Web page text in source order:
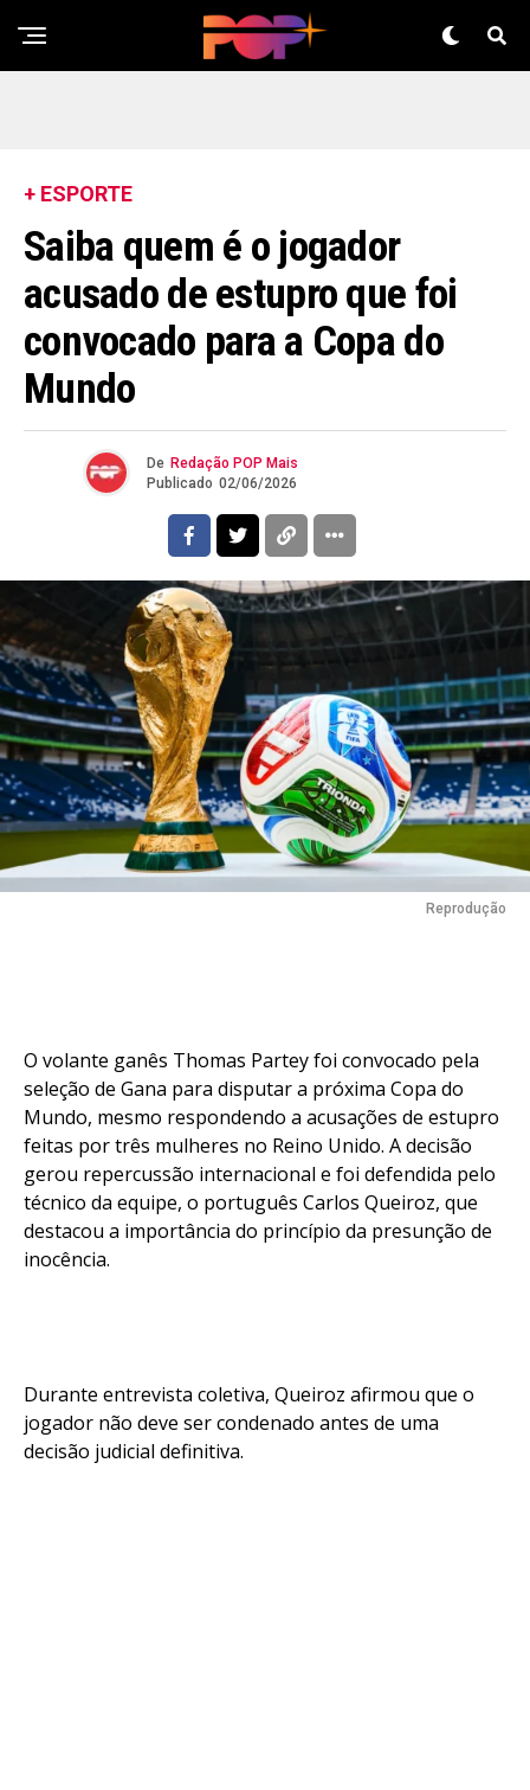
+ ESPORTE
Saiba quem é o jogador
acusado de estupro que foi
convocado para a Copa do
Mundo
De Redação POP Mais
Publicado 02/06/2026
Reprodução
O volante ganês Thomas Partey foi convocado pela
seleção de Gana para disputar a próxima Copa do
Mundo, mesmo respondendo a acusações de estupro
feitas por três mulheres no Reino Unido. A decisão
gerou repercussão internacional e foi defendida pelo
técnico da equipe, o português Carlos Queiroz, que
destacou a importância do princípio da presunção de
inocência.
Durante entrevista coletiva, Queiroz afirmou que o
jogador não deve ser condenado antes de uma
decisão judicial definitiva.